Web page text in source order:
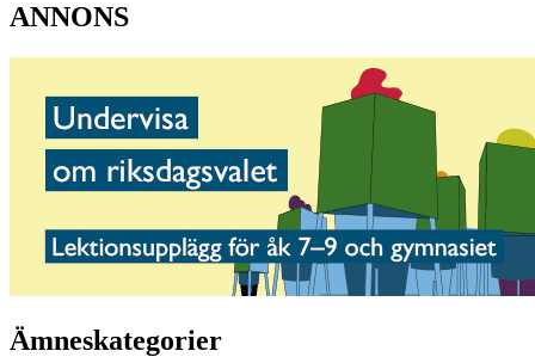
ANNONS
Ämneskategorier